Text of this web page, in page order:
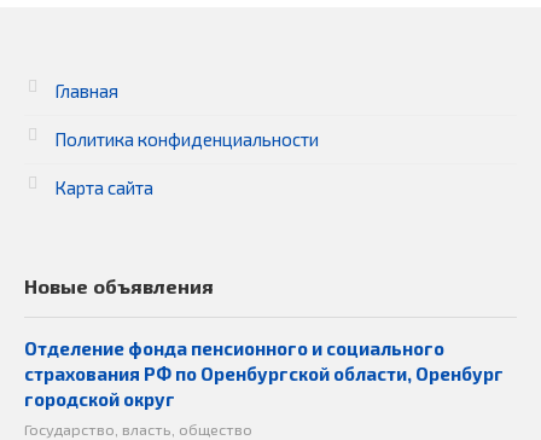
Главная
Политика конфиденциальности
Карта сайта
Новые объявления
Отделение фонда пенсионного и социального
страхования РФ по Оренбургской области, Оренбург
городской округ
Государство, власть, общество